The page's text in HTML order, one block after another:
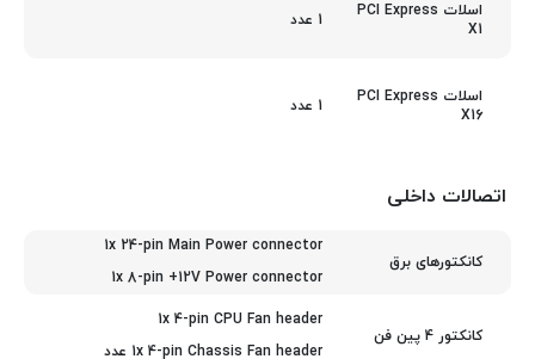
اسلات PCI Express
X1
1 عدد
اسلات PCI Express
X16
1 عدد
اتصالات داخلی
کانکتورهای برق
1x 24-pin Main Power connector
1x 8-pin +12V Power connector
کانکتور 4 پین فن
1x 4-pin CPU Fan header
1x 4-pin Chassis Fan header عدد